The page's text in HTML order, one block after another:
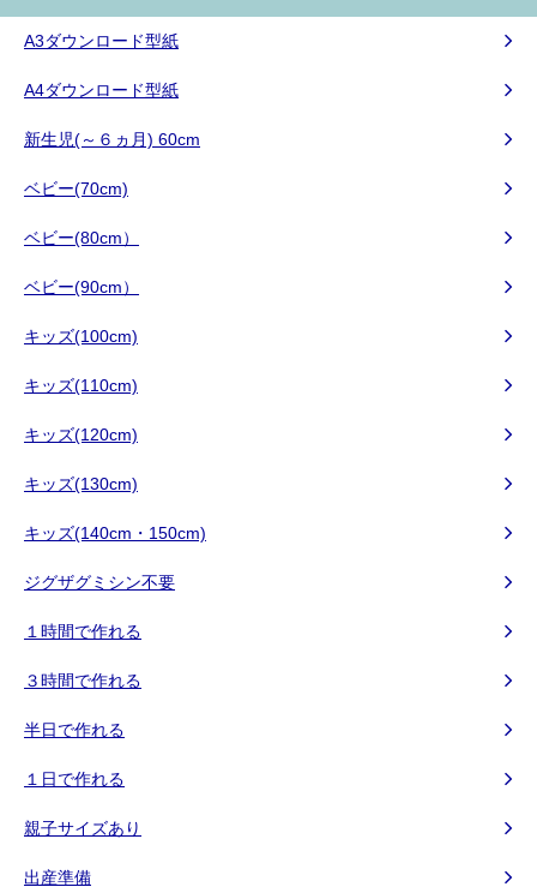
A3ダウンロード型紙
A4ダウンロード型紙
新生児(～６ヵ月) 60cm
ベビー(70cm)
ベビー(80cm）
ベビー(90cm）
キッズ(100cm)
キッズ(110cm)
キッズ(120cm)
キッズ(130cm)
キッズ(140cm・150cm)
ジグザグミシン不要
１時間で作れる
３時間で作れる
半日で作れる
１日で作れる
親子サイズあり
出産準備